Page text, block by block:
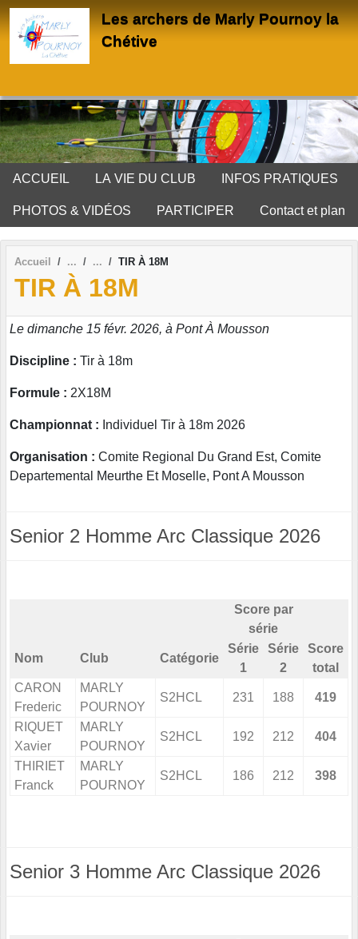
Les archers de Marly Pournoy la
Chétive
ACCUEIL LA VIE DU CLUB INFOS PRATIQUES
PHOTOS & VIDÉOS PARTICIPER Contact et plan
Accueil TIR À 18M
TIR À 18M
Le dimanche 15 févr. 2026, à Pont À Mousson
Discipline : Tir à 18m
Formule : 2X18M
Championnat : Individuel Tir à 18m 2026
Organisation : Comite Regional Du Grand Est, Comite
Departemental Meurthe Et Moselle, Pont A Mousson
Senior 2 Homme Arc Classique 2026
Score par
série
Nom Club Catégorie
Série
1
Série
2
Score
total
CARON
Frederic
MARLY
POURNOY
S2HCL 231 188 419
RIQUET
Xavier
MARLY
POURNOY
S2HCL 192 212 404
THIRIET
Franck
MARLY
POURNOY
S2HCL 186 212 398
Senior 3 Homme Arc Classique 2026
Panneau de gestion des cookies